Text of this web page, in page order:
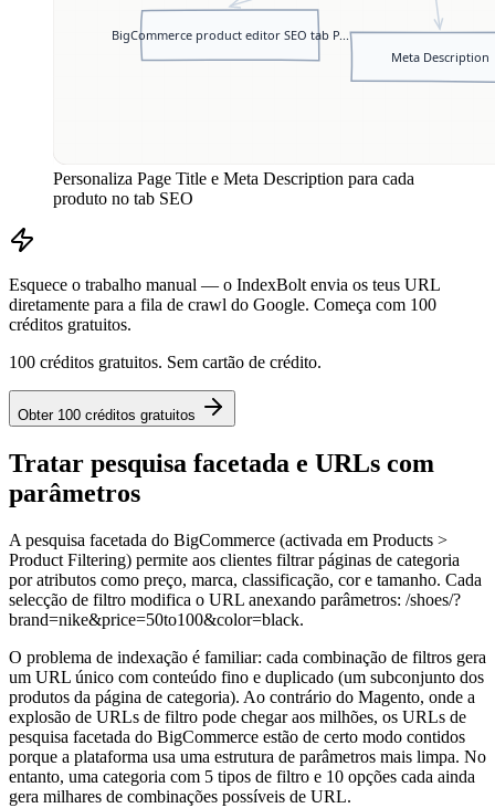
Personaliza Page Title e Meta Description para cada
produto no tab SEO
Esquece o trabalho manual — o IndexBolt envia os teus URL
diretamente para a fila de crawl do Google. Começa com 100
créditos gratuitos.
100 créditos gratuitos. Sem cartão de crédito.
Obter 100 créditos gratuitos
Tratar pesquisa facetada e URLs com
parâmetros
A pesquisa facetada do BigCommerce (activada em Products >
Product Filtering) permite aos clientes filtrar páginas de categoria
por atributos como preço, marca, classificação, cor e tamanho. Cada
selecção de filtro modifica o URL anexando parâmetros: /shoes/?
brand=nike&price=50to100&color=black.
O problema de indexação é familiar: cada combinação de filtros gera
um URL único com conteúdo fino e duplicado (um subconjunto dos
produtos da página de categoria). Ao contrário do Magento, onde a
explosão de URLs de filtro pode chegar aos milhões, os URLs de
pesquisa facetada do BigCommerce estão de certo modo contidos
porque a plataforma usa uma estrutura de parâmetros mais limpa. No
entanto, uma categoria com 5 tipos de filtro e 10 opções cada ainda
gera milhares de combinações possíveis de URL.